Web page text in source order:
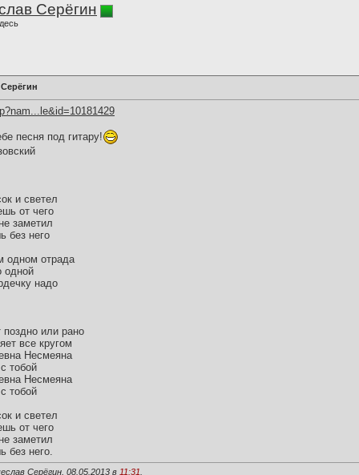
Серёгин
песня под гитару!
и светел
от чего
заметил
без него
одном отрада
одной
надо
поздно или рано
все кругом
Несмеяна
тобой
Несмеяна
тобой
и светел
от чего
заметил
без него.
Серёгин, 08.05.2013 в 11:31